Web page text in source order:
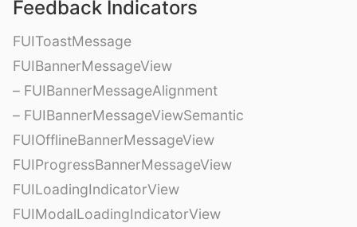
Feedback Indicators
FUIToastMessage
FUIBannerMessageView
– FUIBannerMessageAlignment
– FUIBannerMessageViewSemantic
FUIOfflineBannerMessageView
FUIProgressBannerMessageView
FUILoadingIndicatorView
FUIModalLoadingIndicatorView